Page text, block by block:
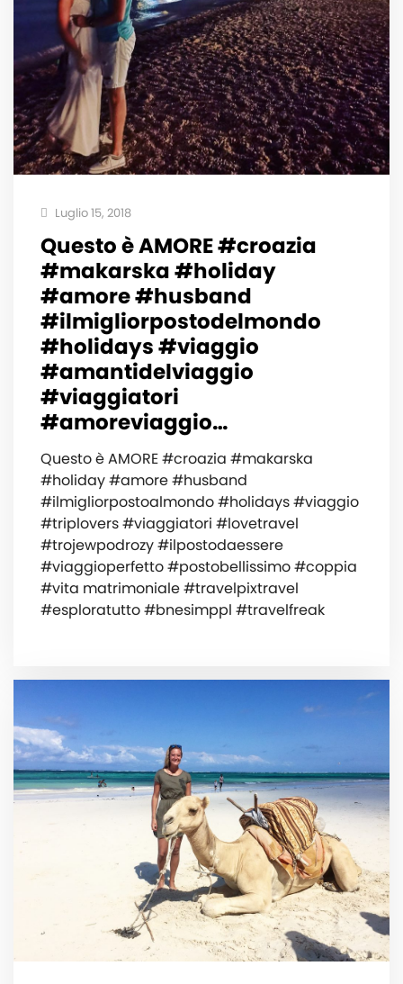
Luglio 15, 2018
Questo è AMORE️ #croazia
#makarska #holiday
#amore #husband
#ilmigliorpostodelmondo
#holidays #viaggio
#amantidelviaggio
#viaggiatori
#amoreviaggio…
Questo è AMORE️ #croazia #makarska
#holiday #amore #husband
#ilmigliorpostoalmondo #holidays #viaggio
#triplovers #viaggiatori #lovetravel
#trojewpodrozy #ilpostodaessere
#viaggioperfetto #postobellissimo #coppia
#vita matrimoniale #travelpixtravel
#esploratutto #bnesimppl #travelfreak